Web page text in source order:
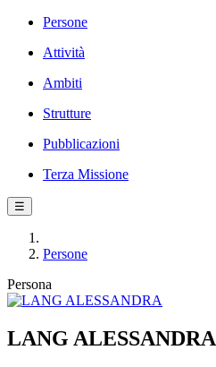
Persone
Attività
Ambiti
Strutture
Pubblicazioni
Terza Missione
☰
Persone
Persona
LANG ALESSANDRA